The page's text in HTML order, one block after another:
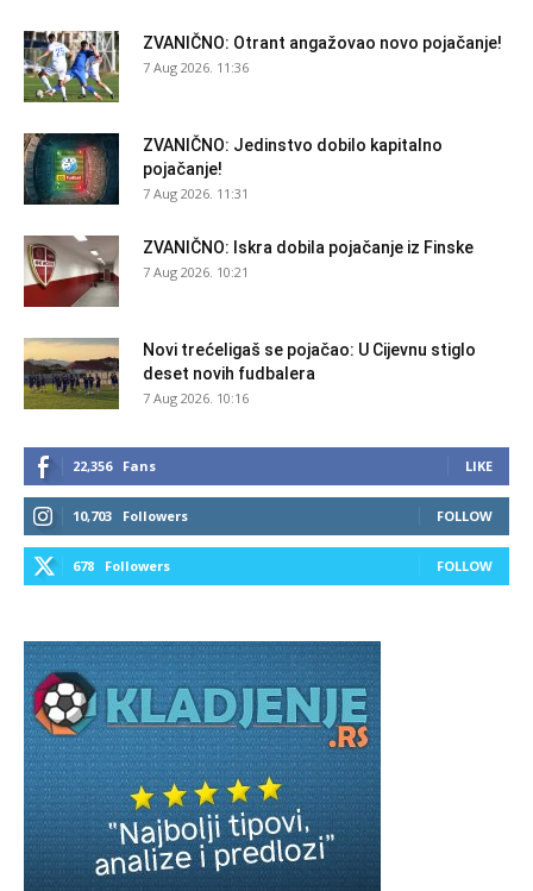
ZVANIČNO: Otrant angažovao novo pojačanje!
7 Aug 2026. 11:36
ZVANIČNO: Jedinstvo dobilo kapitalno
pojačanje!
7 Aug 2026. 11:31
ZVANIČNO: Iskra dobila pojačanje iz Finske
7 Aug 2026. 10:21
Novi trećeligaš se pojačao: U Cijevnu stiglo
deset novih fudbalera
7 Aug 2026. 10:16
22,356 Fans LIKE
10,703 Followers FOLLOW
678 Followers FOLLOW